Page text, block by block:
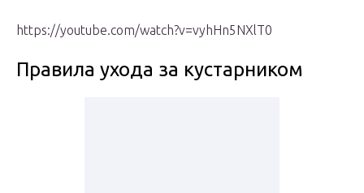
https://youtube.com/watch?v=vyhHn5NXlT0
Правила ухода за кустарником